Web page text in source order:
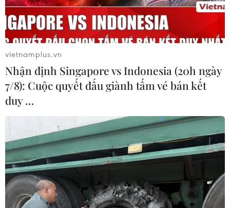
#Phong Nha-Kẻ Bàng
#Động Thiên Đường
#Di sản thiên nhiên thế giới
#Vườn Quốc gia
vietnamplus.vn
Nhận định Singapore vs Indonesia (20h ngày
7/8): Cuộc quyết đấu giành tấm vé bán kết
duy …